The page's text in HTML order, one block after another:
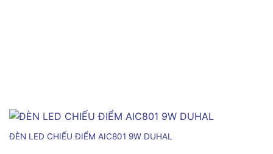
ĐÈN LED CHIẾU ĐIỂM AIC801 9W DUHAL